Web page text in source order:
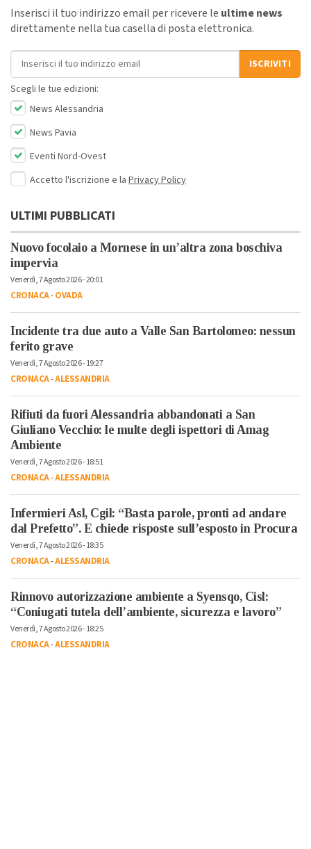
Inserisci il tuo indirizzo email per ricevere le ultime news
direttamente nella tua casella di posta elettronica.
Indirizzo email
ISCRIVITI
Scegli le tue edizioni:
News Alessandria
News Pavia
Eventi Nord-Ovest
Accetto l'iscrizione e la Privacy Policy
ULTIMI PUBBLICATI
Nuovo focolaio a Mornese in un’altra zona boschiva
impervia
Venerdì, 7 Agosto 2026 - 20:01
CRONACA-OVADA
Incidente tra due auto a Valle San Bartolomeo: nessun
ferito grave
Venerdì, 7 Agosto 2026 - 19:27
CRONACA-ALESSANDRIA
Rifiuti da fuori Alessandria abbandonati a San
Giuliano Vecchio: le multe degli ispettori di Amag
Ambiente
Venerdì, 7 Agosto 2026 - 18:51
CRONACA-ALESSANDRIA
Infermieri Asl, Cgil: “Basta parole, pronti ad andare
dal Prefetto”. E chiede risposte sull’esposto in Procura
Venerdì, 7 Agosto 2026 - 18:35
CRONACA-ALESSANDRIA
Rinnovo autorizzazione ambiente a Syensqo, Cisl:
“Coniugati tutela dell’ambiente, sicurezza e lavoro”
Venerdì, 7 Agosto 2026 - 18:25
CRONACA-ALESSANDRIA